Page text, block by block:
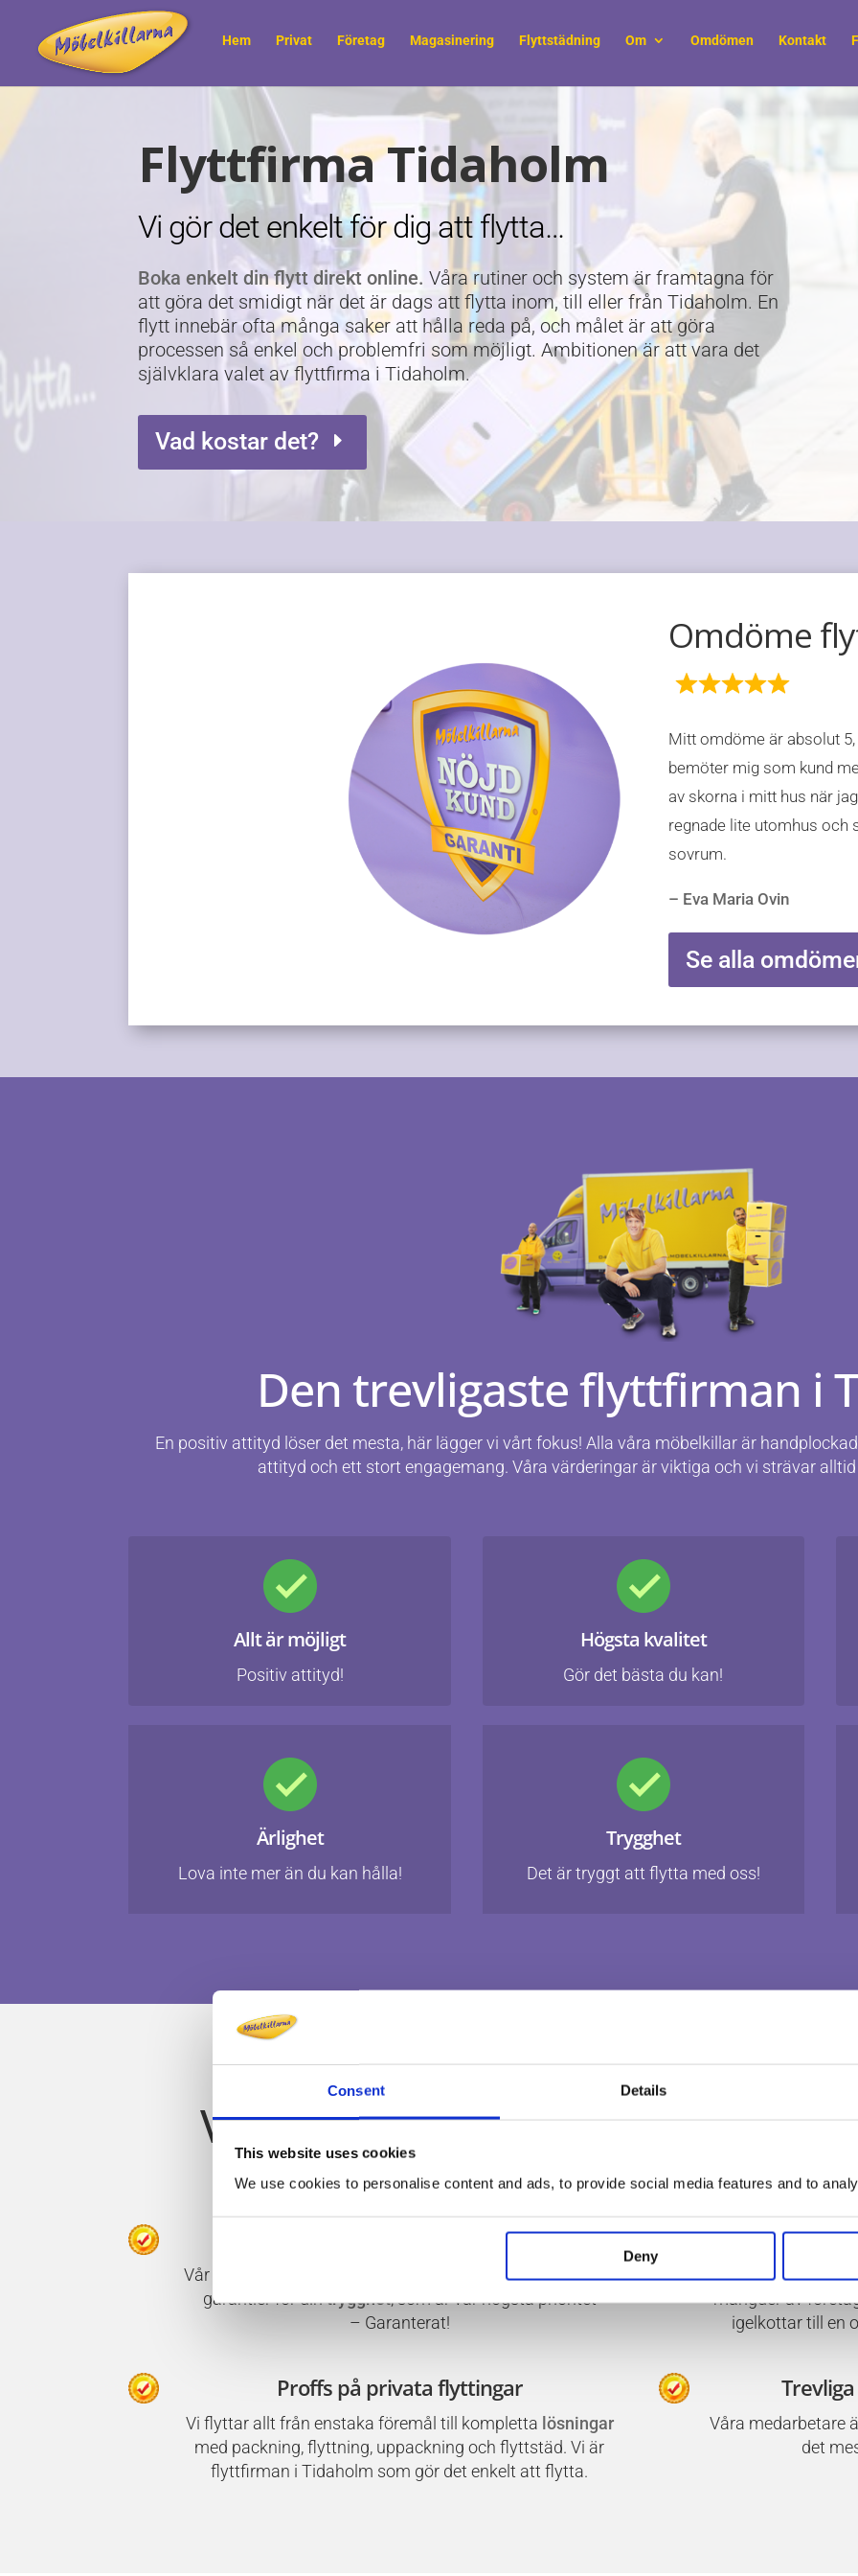
Consent Details
This website uses cookies
We use cookies to personalise content and ads, to provide social media features and to
Deny
Hem Privat Företag Magasinering Flyttstädning Om Omdömen Kontakt
Flyttfirma Tidaholm
Vi gör det enkelt för dig att flytta…
Boka enkelt din flytt direkt online. Våra rutiner och system är framtagna för
att göra det smidigt när det är dags att flytta inom, till eller från Tidaholm. En
flytt innebär ofta många saker att hålla reda på, och målet är att göra
processen så enkel och problemfri som möjligt. Ambitionen är att vara det
självklara valet av flyttfirma i Tidaholm.
Vad kostar det?
Trevliga och
Den trevligaste flyttfirman i
En positiv attityd löser det mesta, här lägger vi vårt fokus! Alla våra möbelkillar är
attityd och ett stort engagemang. Våra värderingar är viktiga och vi strävar
Allt är möjligt
Positiv attityd!
Högsta kvalitet
Gör det bästa du kan!
Ärlighet
Lova inte mer än du kan hålla!
Trygghet
Det är tryggt att flytta med oss!
Välj oss som flyttfirma i
Marknadens bästa garantier
Vår långa erfarenhet har hjälpt oss att ta fram fantastiska
garantier för dintrygghet, som är vår högsta prioritet
– Garanterat!
Viälskar
mängder av
igelkottar till en
Proffs på privata flyttingar
Vi flyttar allt från enstaka föremål till kompletta lösningar
med packning, flyttning, uppackning och flyttstäd. Vi är
flyttfirman i Tidaholm som gör det enkelt att flytta.
Våra medarbetare
det